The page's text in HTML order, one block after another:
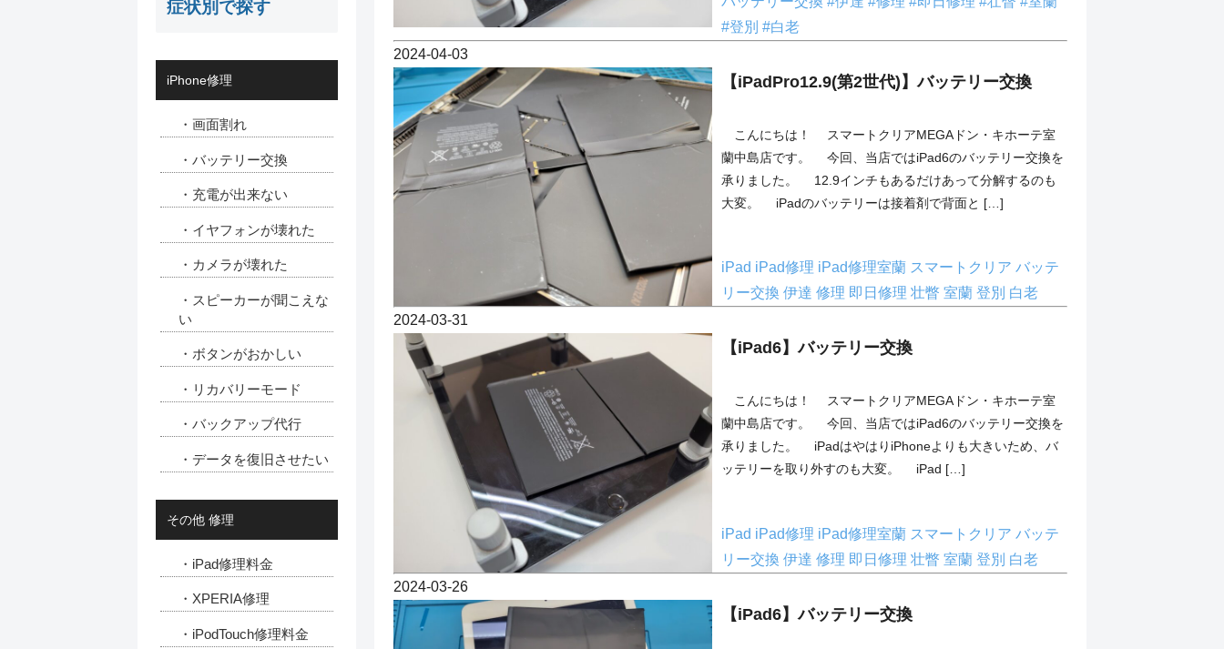
#登別 #白老
2024-04-03
【iPadPro12.9(第2世代)】バッテリー交換
こんにちは！ スマートクリアMEGAドン・キホーテ室
蘭中島店です。 今回、当店ではiPad6のバッテリー交換を
承りました。 12.9インチもあるだけあって分解するのも
大変。 iPadのバッテリーは接着剤で背面と […]
iPad iPad修理 iPad修理室蘭 スマートクリア バッテ
リー交換 伊達 修理 即日修理 壮瞥 室蘭 登別 白老
2024-03-31
【iPad6】バッテリー交換
こんにちは！ スマートクリアMEGAドン・キホーテ室
蘭中島店です。 今回、当店ではiPad6のバッテリー交換を
承りました。 iPadはやはりiPhoneよりも大きいため、バ
ッテリーを取り外すのも大変。 iPad […]
iPad iPad修理 iPad修理室蘭 スマートクリア バッテ
リー交換 伊達 修理 即日修理 壮瞥 室蘭 登別 白老
2024-03-26
【iPad6】バッテリー交換
症状別で探す
iPhone修理
・画面割れ
・バッテリー交換
・充電が出来ない
・イヤフォンが壊れた
・カメラが壊れた
・スピーカーが聞こえな
い
・ボタンがおかしい
・リカバリーモード
・バックアップ代行
・データを復旧させたい
その他 修理
・iPad修理料金
・XPERIA修理
・iPodTouch修理料金